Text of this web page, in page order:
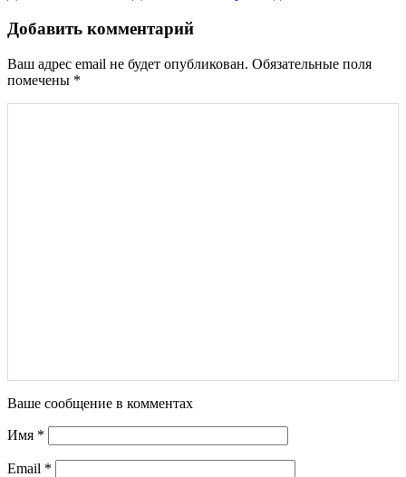
по
записям
Добавить комментарий
Ваш адрес email не будет опубликован. Обязательные поля
помечены *
Ваше сообщение в комментах
Имя *
Email *